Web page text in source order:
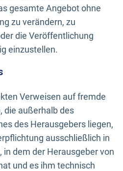
gesamte Angebot ohne
zu verändern, zu
die Veröffentlichung
einzustellen.
Verweisen auf fremde
die außerhalb des
des Herausgebers liegen,
ausschließlich in
dem der Herausgeber von
und es ihm technisch